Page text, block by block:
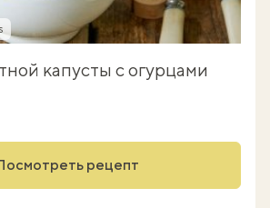
капусты с огурцами
рецепт